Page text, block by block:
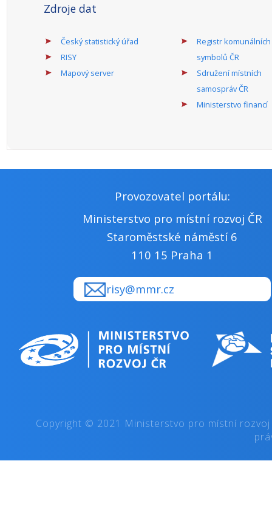
Zdroje dat
Český statistický úřad
RISY
Mapový server
Registr komunálních
symbolů ČR
Sdružení místních
samospráv ČR
Ministerstvo financí
Provozovatel portálu:
Ministerstvo pro místní rozvoj ČR
Staroměstské náměstí 6
110 15 Praha 1
risy@mmr.cz
Copyright © 2021 Ministerstvo pro místní rozvoj